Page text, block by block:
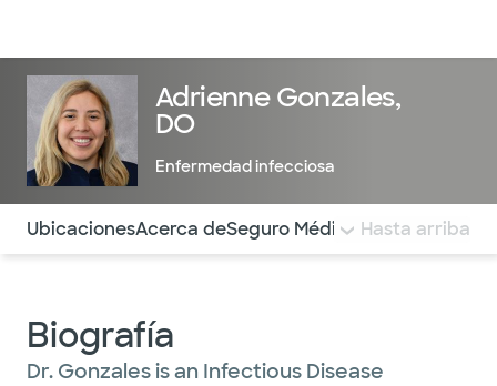
Adrienne Gonzales,
DO
Enfermedad infecciosa
Utilice esta navegación para saltar rápidamente a
UbicacionesAcerca deSeguro Médico COMENTARIOS
Hasta arriba
Biografía
Dr. Gonzales is an Infectious Disease